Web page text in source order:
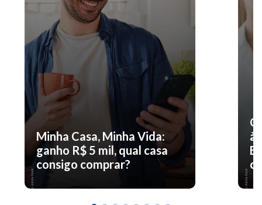
Minha Casa, Minha Vida:
ganho R$ 5 mil, qual casa
consigo comprar?
O
à